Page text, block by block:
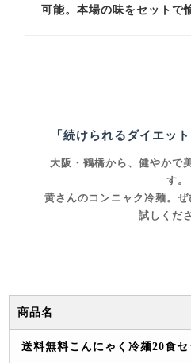
可能。本場の味をセットで
「続けられるダイエッ
大阪・鶴橋から、健やかで
す。
黄さんのコンニャク冷麺。
試しくだ
商品名
送料無料こんにゃく冷麺20食セ